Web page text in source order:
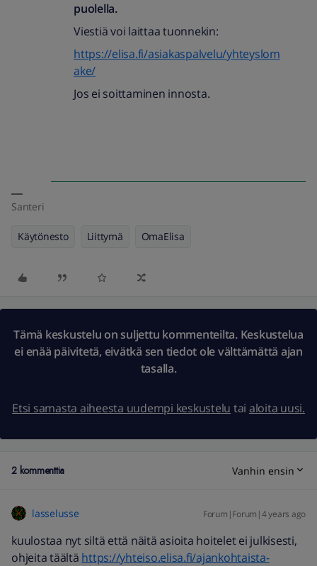
puolella.
Viestiä voi laittaa tuonnekin:
https://elisa.fi/asiakaspalvelu/yhteyslom
ake/
Jos ei soittaminen innosta.
Santeri
Käytönesto Liittymä OmaElisa
Tämä keskustelu on suljettu kommenteilta. Keskustelua
ei enää päivitetä, eivätkä sen tiedot ole välttämättä ajan
tasalla.
Etsi samasta aiheesta uudempi keskustelu tai aloita uusi.
2 kommenttia Vanhin ensin
lasselusse Forum|Forum|4 years ago
kuulostaa nyt siltä että näitä asioita hoitelet ei julkisesti,
ohjeita täältä https://yhteiso.elisa.fi/ajankohtaista-